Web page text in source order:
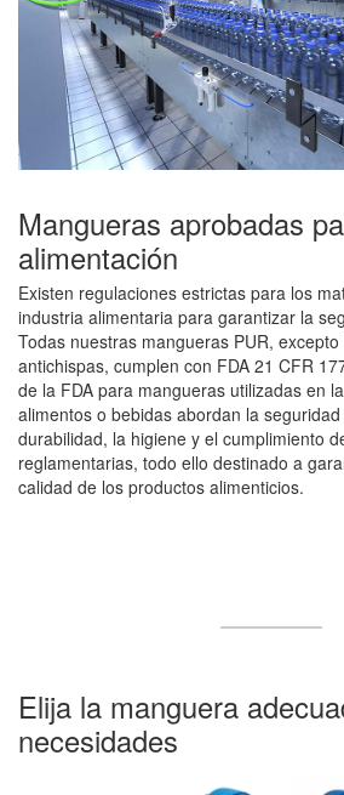
Mangueras aprobadas
alimentación
Existen regulaciones estrictas para los
industria alimentaria para garantizar la
Todas nuestras mangueras PUR,
antichispas, cumplen con FDA 21 CFR
de la FDA para mangueras utilizadas en
alimentos o bebidas abordan la
durabilidad, la higiene y el cumplimiento
reglamentarias, todo ello destinado a
calidad de los productos alimenticios.
Elija la manguera
necesidades